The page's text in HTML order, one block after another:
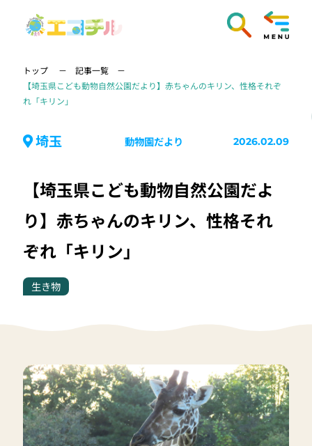
トップ
記事一覧
【埼玉県こども動物自然公園だより】赤ちゃんのキリン、性格それぞ
れ「キリン」
埼玉 動物園だより 2026.02.09
【埼玉県こども動物自然公園だよ
り】赤ちゃんのキリン、性格それ
ぞれ「キリン」
生き物